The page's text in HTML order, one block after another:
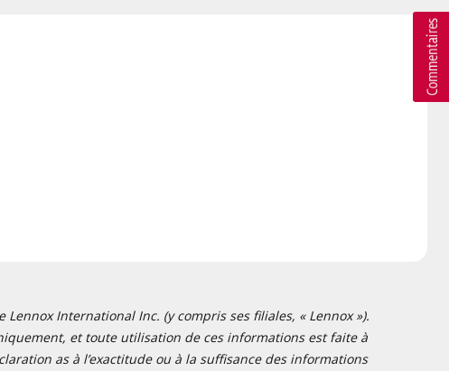
International Inc. (y compris ses filiales, « Lennox »).
et toute utilisation de ces informations est faite à
as à l’exactitude ou à la suffisance des informations